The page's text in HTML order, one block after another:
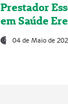
Prestador
em Saúde
04 de Maio de